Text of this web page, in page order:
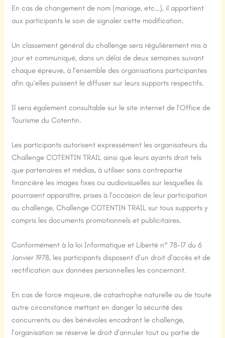
En cas de changement de nom (mariage, etc…), il appartient
aux participants le soin de signaler cette modification.
Un classement général du challenge sera régulièrement mis à
jour et communiqué, dans un délai de deux semaines suivant
chaque épreuve, à l’ensemble des organisations participantes
afin qu’elles puissent le diffuser sur leurs supports respectifs.
Il sera également consultable sur le site internet de l’Office de
Tourisme du Cotentin.
Les participants autorisent expressément les organisateurs du
Challenge COTENTIN TRAIL ainsi que leurs ayants droit tels
que partenaires et médias, à utiliser sans contrepartie
financière les images fixes ou audiovisuelles sur lesquelles ils
pourraient apparaître, prises à l’occasion de leur participation
au challenge, Challenge COTENTIN TRAIL sur tous supports y
compris les documents promotionnels et publicitaires.
Conformément à la loi Informatique et Liberté n° 78-17 du 6
Janvier 1978, les participants disposent d’un droit d’accès et de
rectification aux données personnelles les concernant.
En cas de force majeure, de catastrophe naturelle ou de toute
autre circonstance mettant en danger la sécurité des
concurrents ou des bénévoles encadrant le challenge,
l’organisation se réserve le droit d’annuler tout ou partie de